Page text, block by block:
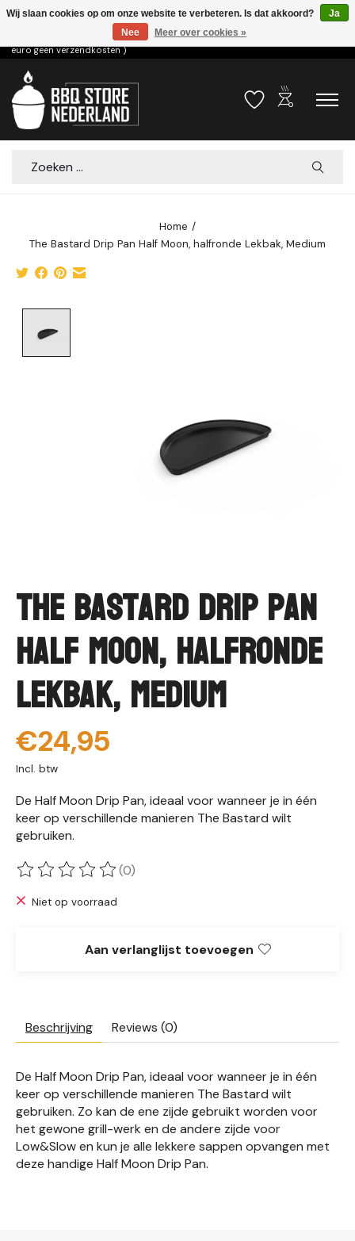
Voor 15.00u besteld dezelfde dag verzonden! ( 6,95 verzendkosten, vanaf 75
euro geen verzendkosten )
Verlanglijst
outdoor_grill
Zoeken
Home /
The Bastard Drip Pan Half Moon, halfronde Lekbak, Medium
The Bastard Drip Pan
Half Moon, halfronde
Lekbak, Medium
€24,95
Incl. btw
De Half Moon Drip Pan, ideaal voor wanneer je in één
keer op verschillende manieren The Bastard wilt
gebruiken.
De beoordeling van dit product is
(0)
Niet op voorraad
Aan verlanglijst toevoegen
Beschrijving Reviews (0)
De Half Moon Drip Pan, ideaal voor wanneer je in één
keer op verschillende manieren The Bastard wilt
gebruiken. Zo kan de ene zijde gebruikt worden voor
het gewone grill-werk en de andere zijde voor
Low&Slow en kun je alle lekkere sappen opvangen met
deze handige Half Moon Drip Pan.
Wij slaan cookies op om onze website te verbeteren. Is dat akkoord?
Ja
Nee
Meer over cookies »